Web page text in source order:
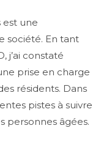
est une
société. En tant
j’ai constaté
prise en charge
résidents. Dans
pistes à suivre
personnes âgées.